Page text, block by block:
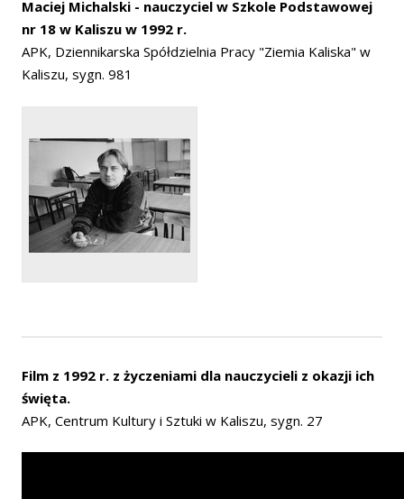
Maciej Michalski - nauczyciel w Szkole Podstawowej
nr 18 w Kaliszu w 1992 r.
APK, Dziennikarska Spółdzielnia Pracy "Ziemia Kaliska" w
Kaliszu, sygn. 981
Film z 1992 r. z życzeniami dla nauczycieli z okazji ich
święta.
APK, Centrum Kultury i Sztuki w Kaliszu, sygn. 27